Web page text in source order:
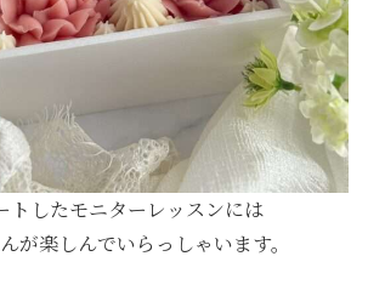
トしたモニターレッスンには
が楽しんでいらっしゃいます。